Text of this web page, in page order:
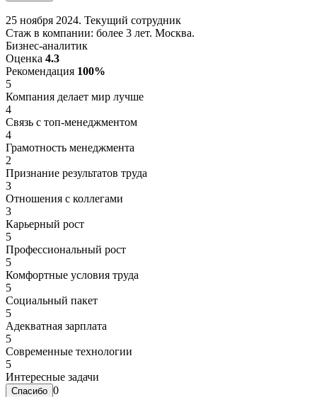
25 ноября 2024. Текущий сотрудник
Стаж в компании: более 3 лет. Москва.
Бизнес-аналитик
Оценка 4.3
Рекомендация 100%
5
Компания делает мир лучше
4
Связь с топ-менеджментом
4
Грамотность менеджмента
2
Признание результатов труда
3
Отношения с коллегами
3
Карьерный рост
5
Профессиональный рост
5
Комфортные условия труда
5
Социальный пакет
5
Адекватная зарплата
5
Современные технологии
5
Интересные задачи
0